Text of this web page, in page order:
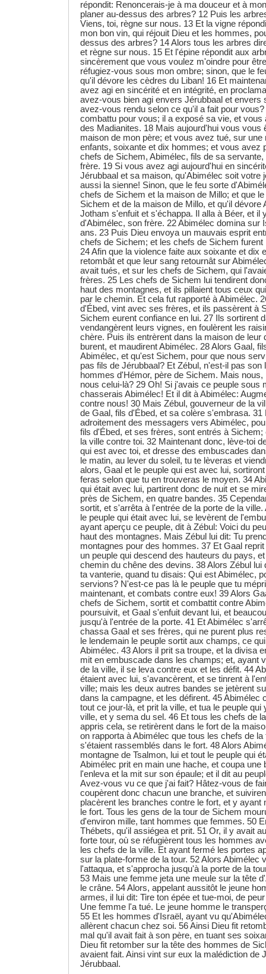
répondit: Renoncerais-je à ma douceur et à
planer au-dessus des arbres? 12 Puis les
Viens, toi, règne sur nous. 13 Et la vigne
mon bon vin, qui réjouit Dieu et les hommes,
dessus des arbres? 14 Alors tous les arbres
et règne sur nous. 15 Et l'épine répondit aux
sincèrement que vous voulez m'oindre pour
réfugiez-vous sous mon ombre; sinon, que le
qu'il dévore les cèdres du Liban! 16 Et
avez agi en sincérité et en intégrité, en
avez-vous bien agi envers Jérubbaal et envers
avez-vous rendu selon ce qu'il a fait pour
combattu pour vous; il a exposé sa vie, et vous
des Madianites. 18 Mais aujourd'hui vous vous
maison de mon père; et vous avez tué, sur
enfants, soixante et dix hommes; et vous avez
chefs de Sichem, Abimélec, fils de sa
frère. 19 Si vous avez agi aujourd'hui en
Jérubbaal et sa maison, qu'Abimélec soit votre
aussi la sienne! Sinon, que le feu sorte
chefs de Sichem et la maison de Millo; et que
Sichem et de la maison de Millo, et qu'il dévore
Jotham s'enfuit et s'échappa. Il alla à Béer, et il
d'Abimélec, son frère. 22 Abimélec domina sur
ans. 23 Puis Dieu envoya un mauvais esprit
chefs de Sichem; et les chefs de Sichem furent
24 Afin que la violence faite aux soixante et dix
retombât et que leur sang retournât sur
avait tués, et sur les chefs de Sichem, qui
frères. 25 Les chefs de Sichem lui tendirent
haut des montagnes, et ils pillaient tous ceux
par le chemin. Et cela fut rapporté à Abimélec.
d'Ébed, vint avec ses frères, et ils passèrent à
Sichem eurent confiance en lui. 27 Ils sortirent
vendangèrent leurs vignes, en foulèrent les
chère. Puis ils entrèrent dans la maison de leur
burent, et maudirent Abimélec. 28 Alors Gaal,
Abimélec, et qu'est Sichem, pour que nous
pas fils de Jérubbaal? Et Zébul, n'est-il pas son
hommes d'Hémor, père de Sichem. Mais
nous celui-là? 29 Oh! Si j'avais ce peuple sous
chasserais Abimélec! Et il dit à Abimélec:
contre nous! 30 Mais Zébul, gouverneur de la
de Gaal, fils d'Ébed, et sa colère s'embrasa. 31
adroitement des messagers vers Abimélec,
fils d'Ébed, et ses frères, sont entrés à
la ville contre toi. 32 Maintenant donc, lève-toi
qui est avec toi, et dresse des embuscades
le matin, au lever du soleil, tu te lèveras et
alors, Gaal et le peuple qui est avec lui,
feras selon que tu en trouveras le moyen. 34
qui était avec lui, partirent donc de nuit et se
près de Sichem, en quatre bandes. 35
sortit, et s'arrêta à l'entrée de la porte de la
le peuple qui était avec lui, se levèrent de
ayant aperçu ce peuple, dit à Zébul: Voici du
haut des montagnes. Mais Zébul lui dit: Tu
montagnes pour des hommes. 37 Et Gaal
un peuple qui descend des hauteurs du pays,
chemin du chêne des devins. 38 Alors Zébul lui
ta vanterie, quand tu disais: Qui est Abimélec,
servions? N'est-ce pas là le peuple que tu
maintenant, et combats contre eux! 39 Alors
chefs de Sichem, sortit et combattit contre
poursuivit, et Gaal s'enfuit devant lui, et
jusqu'à l'entrée de la porte. 41 Et Abimélec
chassa Gaal et ses frères, qui ne purent plus
le lendemain le peuple sortit aux champs, ce
Abimélec. 43 Alors il prit sa troupe, et la divisa
mit en embuscade dans les champs; et, ayant
de la ville, il se leva contre eux et les défit. 44
étaient avec lui, s'avancèrent, et se tinrent à
ville; mais les deux autres bandes se jetèrent
dans la campagne, et les défirent. 45 Abimélec
tout ce jour-là, et prit la ville, et tua le peuple qui
ville, et y sema du sel. 46 Et tous les chefs de
appris cela, se retirèrent dans le fort de la
on rapporta à Abimélec que tous les chefs de
s'étaient rassemblés dans le fort. 48 Alors
montagne de Tsalmon, lui et tout le peuple qui
Abimélec prit en main une hache, et coupa une
l'enleva et la mit sur son épaule; et il dit au
Avez-vous vu ce que j'ai fait? Hâtez-vous de
coupèrent donc chacun une branche, et
placèrent les branches contre le fort, et y ayant
le fort. Tous les gens de la tour de Sichem
d'environ mille, tant hommes que femmes. 50
Thébets, qu'il assiégea et prit. 51 Or, il y avait
forte tour, où se réfugièrent tous les hommes
les chefs de la ville. Et ayant fermé les portes
sur la plate-forme de la tour. 52 Alors Abimélec
l'attaqua, et s'approcha jusqu'à la porte de la
53 Mais une femme jeta une meule sur la tête
le crâne. 54 Alors, appelant aussitôt le jeune
armes, il lui dit: Tire ton épée et tue-moi, de
Une femme l'a tué. Le jeune homme le
55 Et les hommes d'Israël, ayant vu
allèrent chacun chez soi. 56 Ainsi Dieu fit
mal qu'il avait fait à son père, en tuant ses
Dieu fit retomber sur la tête des hommes de
avaient fait. Ainsi vint sur eux la malédiction de
Jérubbaal.